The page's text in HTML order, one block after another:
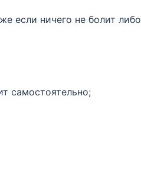
если ничего не болит либо
самостоятельно;